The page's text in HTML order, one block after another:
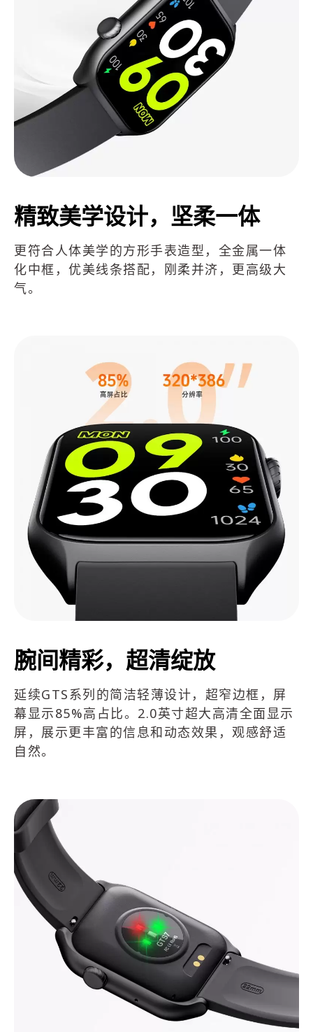
精致美学设计，坚柔一体
更符合人体美学的方形手表造型，全金属一体
化中框，优美线条搭配，刚柔并济，更高级大
气。
腕间精彩，超清绽放
延续GTS系列的简洁轻薄设计，超窄边框，屏
幕显示85%高占比。2.0英寸超大高清全面显示
屏，展示更丰富的信息和动态效果，观感舒适
自然。